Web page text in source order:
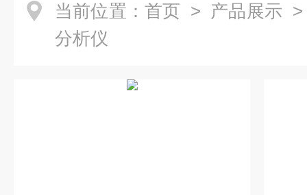
当前位置： 首页 > 产品展示
分析仪